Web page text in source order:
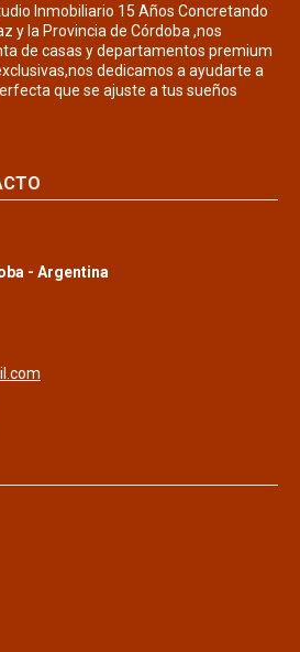
Inmobiliario 15 Años Concretando
y la Provincia de Córdoba ,nos
de casas y departamentos premium
dedicamos a ayudarte a
que se ajuste a tus sueños
- Argentina